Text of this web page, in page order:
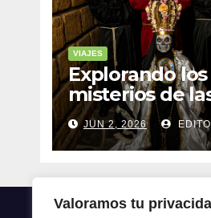
Valoramos tu
VIAJES
Explorando los
misterios de
ruinas mayas
selva de
JUN 2, 2026